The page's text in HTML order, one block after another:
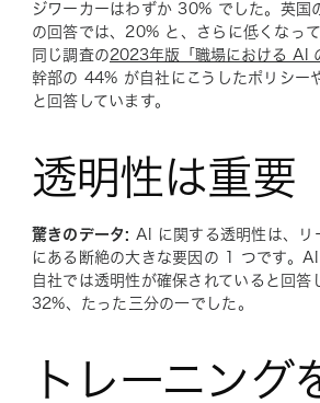
ジワーカーはわずか 30% でした。英国
の回答では、20% と、さらに低くなって
同じ調査の2023年版「職場における AI
幹部の 44% が自社にこうしたポリシー
と回答しています。
透明性は重要
驚きのデータ: AI に関する透明性は、リ
にある断絶の大きな要因の 1 つです。AI
自社では透明性が確保されていると回答
32%、たった三分の一でした。
トレーニング